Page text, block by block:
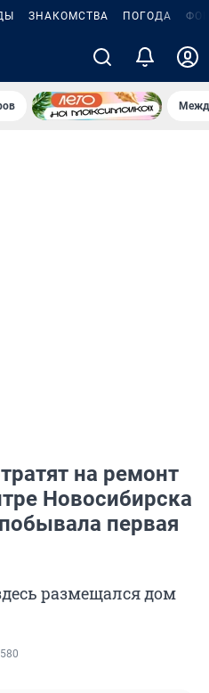
ЗНАКОМСТВА ПОГОДА
на ремонт
Новосибирска
первая
размещался дом